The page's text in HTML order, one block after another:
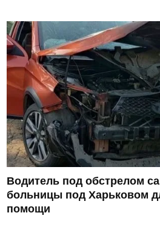
Водитель под обстрелом
больницы под Харьковом
помощи